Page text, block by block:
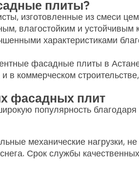
плиты?
изготовленные из смеси
влагостойким и
характеристиками
фасадные плиты в
в коммерческом
фасадных плит
популярность
механические нагрузки,
Срок службы